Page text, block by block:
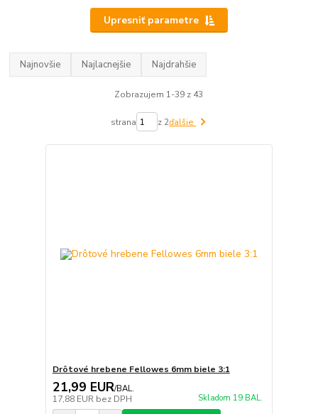
Upresniť parametre
Najnovšie Najlacnejšie Najdrahšie
Zobrazujem 1-39 z 43
strana z 2ďalšie
Drôtové hrebene Fellowes 6mm biele 3:1
21,99 EUR/BAL.
17,88 EUR bez DPH Skladom 19 BAL.